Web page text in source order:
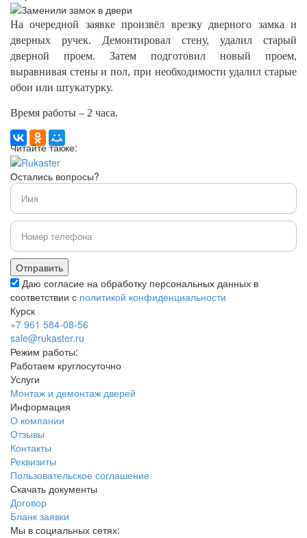
На очередной заявке произвёл врезку дверного замка и
дверных ручек. Демонтировал стену, удалил старый
дверной проем. Затем подготовил новый проем,
выравнивая стены и пол, при необходимости удалил старые
обои или штукатурку.
Время работы – 2 часа.
Читайте также:
Остались вопросы?
Даю согласие на обработку персональных данных в
соответствии с политикой конфиденциальности
Курск
+7 961 584-08-56
sale@rukaster.ru
Режим работы:
Работаем круглосуточно
Услуги
Монтаж и демонтаж дверей
Информация
О компании
Отзывы
Контакты
Реквизиты
Пользовательское соглашение
Скачать документы
Договор
Бланк заявки
Мы в социальных сетях: